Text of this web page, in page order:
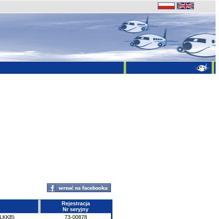
Rejestracja
Nr seryjny
73-00878